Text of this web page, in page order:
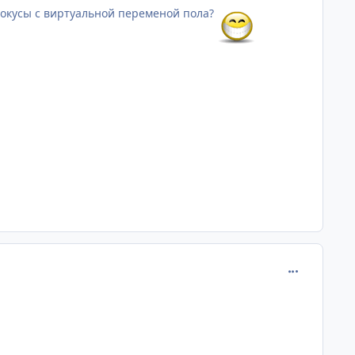
с виртуальной переменой пола?